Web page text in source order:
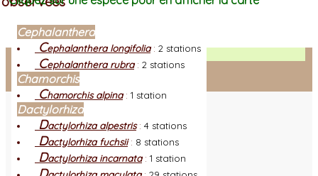
Facebook
Connexion adhérent
Cephalanthera
Cephalanthera longifolia: 2 stations
Cephalanthera rubra: 2 stations
Chamorchis
Chamorchis alpina: 1 station
Dactylorhiza
Dactylorhiza alpestris: 4 stations
Dactylorhiza fuchsii: 8 stations
Dactylorhiza incarnata: 1 station